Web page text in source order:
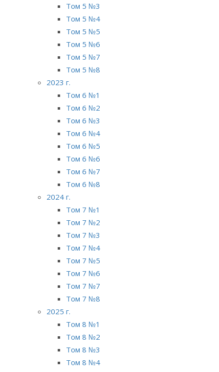
Том 5 №3
Том 5 №4
Том 5 №5
Том 5 №6
Том 5 №7
Том 5 №8
2023 г.
Том 6 №1
Том 6 №2
Том 6 №3
Том 6 №4
Том 6 №5
Том 6 №6
Том 6 №7
Том 6 №8
2024 г.
Том 7 №1
Том 7 №2
Том 7 №3
Том 7 №4
Том 7 №5
Том 7 №6
Том 7 №7
Том 7 №8
2025 г.
Том 8 №1
Том 8 №2
Том 8 №3
Том 8 №4